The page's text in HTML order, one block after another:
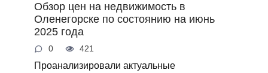
Обзор цен на недвижимость в
Оленегорске по состоянию на июнь
2025 года
0 421
Проанализировали актуальные